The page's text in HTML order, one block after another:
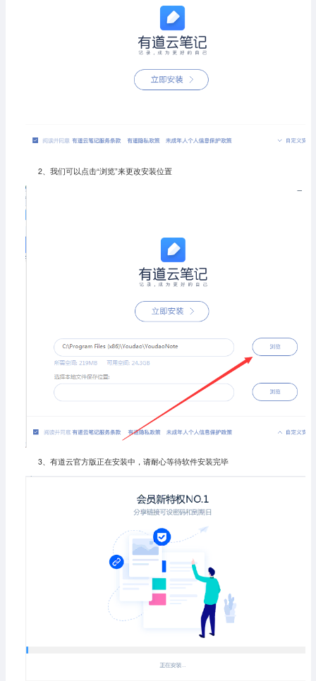
2、我们可以点击“浏览”来更改安装位置
3、有道云官方版正在安装中，请耐心等待软件安装完毕